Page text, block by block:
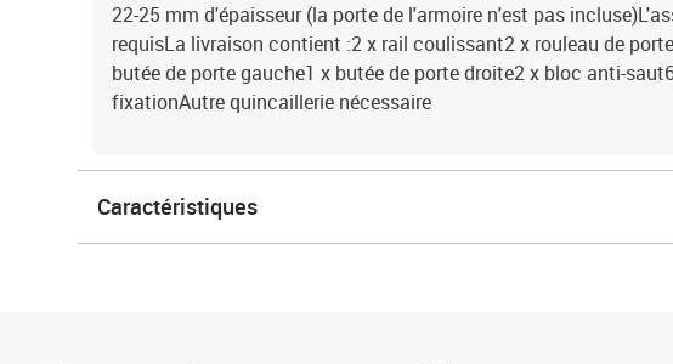
22-25 mm d'épaisseur (la porte de l'armoire n'est pas
requisLa livraison contient :2 x rail coulissant2 x rouleau de
butée de porte gauche1 x butée de porte droite2 x bloc anti-
fixationAutre quincaillerie nécessaire
Caractéristiques